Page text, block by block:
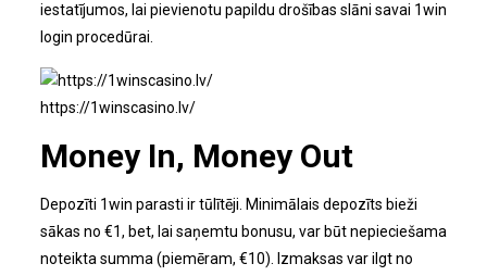
iestatījumos, lai pievienotu papildu drošības slāni savai 1win
login procedūrai.
https://1winscasino.lv/
Money In, Money Out
Depozīti 1win parasti ir tūlītēji. Minimālais depozīts bieži
sākas no €1, bet, lai saņemtu bonusu, var būt nepieciešama
noteikta summa (piemēram, €10). Izmaksas var ilgt no